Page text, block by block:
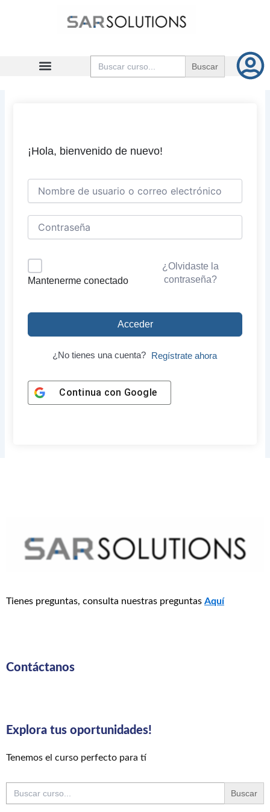
Buscar:
¡Hola, bienvenido de nuevo!
Mantenerme conectado
¿Olvidaste la
contraseña?
Acceder
¿No tienes una cuenta? Regístrate ahora
Continua con Google
Tienes preguntas, consulta nuestras preguntas Aquí
Contáctanos
Explora tus oportunidades!
Tenemos el curso perfecto para tí
Buscar: